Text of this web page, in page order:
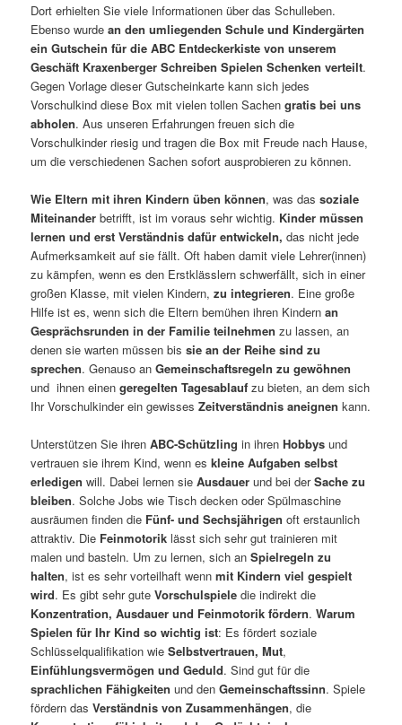
Dort erhielten Sie viele Informationen über das Schulleben.
Ebenso wurde an den umliegenden Schule und Kindergärten
ein Gutschein für die ABC Entdeckerkiste von unserem
Geschäft Kraxenberger Schreiben Spielen Schenken verteilt.
Gegen Vorlage dieser Gutscheinkarte kann sich jedes
Vorschulkind diese Box mit vielen tollen Sachen gratis bei uns
abholen. Aus unseren Erfahrungen freuen sich die
Vorschulkinder riesig und tragen die Box mit Freude nach Hause,
um die verschiedenen Sachen sofort ausprobieren zu können.
Wie Eltern mit ihren Kindern üben können, was dassoziale
Miteinander betrifft, ist im voraus sehr wichtig. Kinder müssen
lernen und erst Verständnis dafür entwickeln, das nicht jede
Aufmerksamkeit auf sie fällt. Oft haben damit viele Lehrer(innen)
zu kämpfen, wenn es den Erstklässlern schwerfällt, sich in einer
großen Klasse, mit vielen Kindern, zu integrieren. Eine große
Hilfe ist es, wenn sich die Eltern bemühen ihren Kindernan
Gesprächsrunden in der Familie teilnehmen zu lassen, an
denen sie warten müssen bissie an der Reihe sind zu
sprechen. Genauso anGemeinschaftsregeln zu gewöhnen
und ihnen einengeregelten Tagesablauf zu bieten, an dem sich
Ihr Vorschulkinder ein gewissesZeitverständnis aneignen kann.
Unterstützen Sie ihrenABC-Schützling in ihrenHobbys und
vertrauen sie ihrem Kind, wenn eskleine Aufgaben selbst
erledigen will. Dabei lernen sieAusdauer und bei derSache zu
bleiben. Solche Jobs wie Tisch decken oder Spülmaschine
ausräumen finden die Fünf- und Sechsjährigen oft erstaunlich
attraktiv. Die Feinmotorik lässt sich sehr gut trainieren mit
malen und basteln. Um zu lernen, sich anSpielregeln zu
halten, ist es sehr vorteilhaft wennmit Kindern viel gespielt
wird. Es gibt sehr guteVorschulspiele die indirekt die
Konzentration, Ausdauer und Feinmotorik fördern.Warum
Spielen für Ihr Kind so wichtig ist: Es fördert soziale
Schlüsselqualifikation wieSelbstvertrauen, Mut,
Einfühlungsvermögen und Geduld. Sind gut für die
sprachlichen Fähigkeiten und denGemeinschaftssinn. Spiele
fördern das Verständnis von Zusammenhängen, die